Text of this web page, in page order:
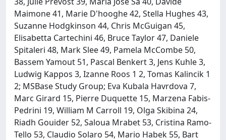
Maimone 41, Marie D'hooghe 42, Stella Hughes 43,
Suzanne Hodgkinson 44, Chris McGuigan 45,
Elisabetta Cartechini 46, Bruce Taylor 47, Daniele
Spitaleri 48, Mark Slee 49, Pamela McCombe 50,
Bassem Yamout 51, Pascal Benkert 3, Jens Kuhle 3,
Ludwig Kappos 3, Izanne Roos 1 2, Tomas Kalincik 1
2; MSBase Study Group; Eva Kubala Havrdova 7,
Marc Girard 15, Pierre Duquette 15, Marzena Fabis-
Pedrini 19, William M Carroll 19, Olga Skibina 24,
Riadh Gouider 52, Saloua Mrabet 53, Cristina Ramo-
Tello 53, Claudio Solaro 54, Mario Habek 55, Bart